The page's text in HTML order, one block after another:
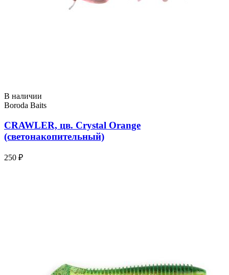
В наличии
Boroda Baits
CRAWLER, цв. Crystal Orange
(светонакопительный)
250 ₽